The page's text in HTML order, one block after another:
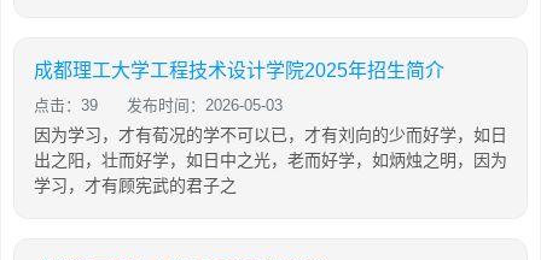
成都理工大学工程技术设计学院2025年招生简介
点击：39 发布时间：2026-05-03
因为学习，才有荀况的学不可以已，才有刘向的少而好学，如日
出之阳，壮而好学，如日中之光，老而好学，如炳烛之明，因为
学习，才有顾宪武的君子之